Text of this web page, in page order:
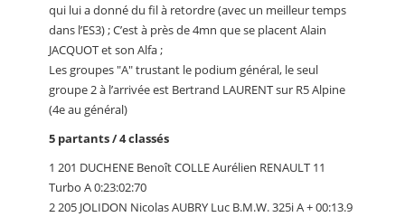
qui lui a donné du fil à retordre (avec un meilleur temps
dans l’ES3) ; C’est à près de 4mn que se placent Alain
JACQUOT et son Alfa ;
Les groupes "A" trustant le podium général, le seul
groupe 2 à l’arrivée est Bertrand LAURENT sur R5 Alpine
(4e au général)
5 partants / 4 classés
1 201 DUCHENE Benoît COLLE Aurélien RENAULT 11
Turbo A 0:23:02:70
2 205 JOLIDON Nicolas AUBRY Luc B.M.W. 325i A + 00:13.9